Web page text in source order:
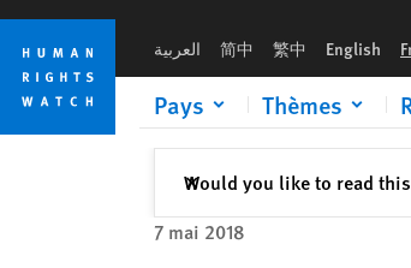
Skip
cookie
privacy
notice
Skip
main
content
العربية 简中 繁中 English
Pays Thèmes
Would you like to read
✕Fermer
7 mai 2018